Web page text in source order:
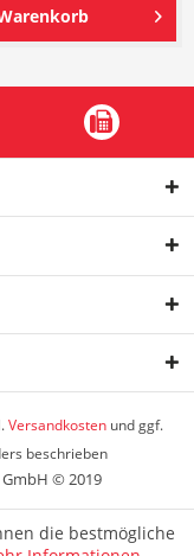
Versandkosten und ggf.
beschrieben
© 2019
die bestmögliche